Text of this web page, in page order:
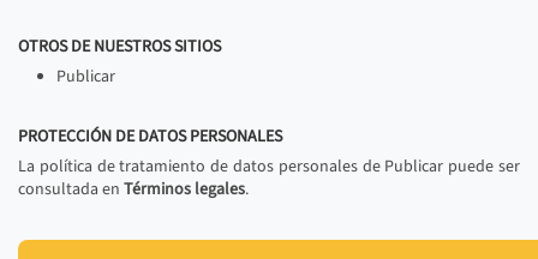
OTROS DE NUESTROS SITIOS
Publicar
PROTECCIÓN DE DATOS PERSONALES
La política de tratamiento de datos personales de Publicar puede ser
consultada en Términos legales.